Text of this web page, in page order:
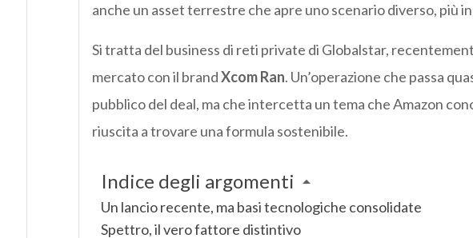
anche un asset terrestre che apre uno scenario diverso, più
Si tratta del business di reti private di Globalstar,
mercato con il brandXcom Ran. Un’operazione che passa
pubblico del deal, ma che intercetta un tema che Amazon
riuscita a trovare una formula sostenibile.
Indice degli argomenti
Un lancio recente, ma basi tecnologiche consolidate
Spettro, il vero fattore distintivo